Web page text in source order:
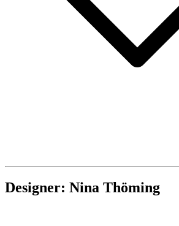
Designer: Nina Thöming